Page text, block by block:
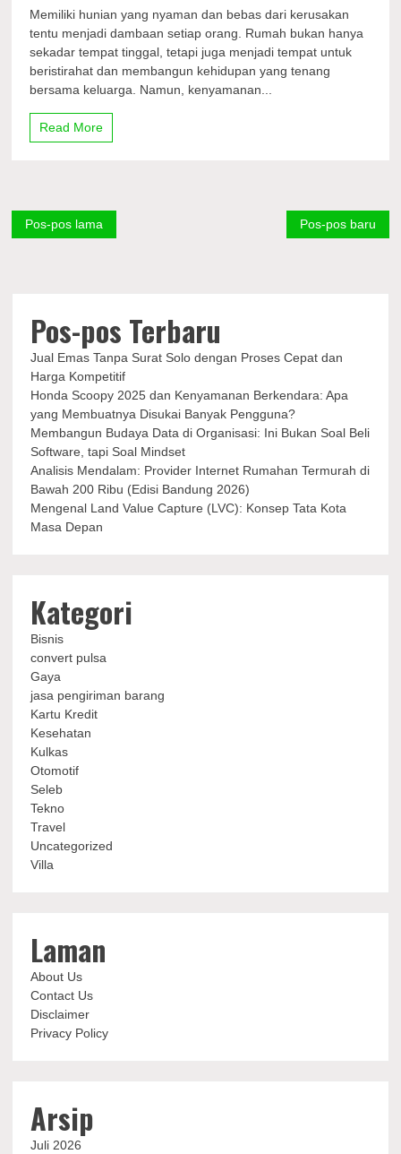
Mengatasi
Plesteran
Tembok
Rumah
Memiliki hunian yang nyaman dan bebas dari kerusakan
tentu menjadi dambaan setiap orang. Rumah bukan hanya
sekadar tempat tinggal, tetapi juga menjadi tempat untuk
beristirahat dan membangun kehidupan yang tenang
bersama keluarga. Namun, kenyamanan...
Read More
Navigasi
Pos-pos lama Pos-pos baru
Pos-pos Terbaru
Jual Emas Tanpa Surat Solo dengan Proses Cepat dan
Harga Kompetitif
Honda Scoopy 2025 dan Kenyamanan Berkendara: Apa
yang Membuatnya Disukai Banyak Pengguna?
Membangun Budaya Data di Organisasi: Ini Bukan Soal Beli
Software, tapi Soal Mindset
Analisis Mendalam: Provider Internet Rumahan Termurah di
Bawah 200 Ribu (Edisi Bandung 2026)
Mengenal Land Value Capture (LVC): Konsep Tata Kota
Masa Depan
Kategori
Bisnis
convert pulsa
Gaya
jasa pengiriman barang
Kartu Kredit
Kesehatan
Kulkas
Otomotif
Seleb
Tekno
Travel
Uncategorized
Villa
Laman
About Us
Contact Us
Disclaimer
Privacy Policy
Arsip
Juli 2026